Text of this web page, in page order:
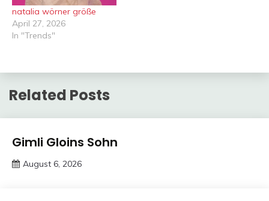
natalia wörner größe
April 27, 2026
In "Trends"
Related Posts
Trends
Gimli Gloins Sohn
August 6, 2026